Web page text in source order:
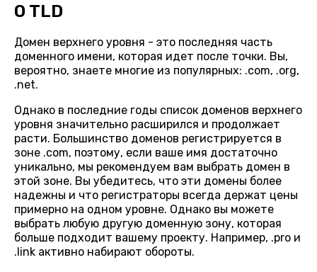
О TLD
Домен верхнего уровня - это последняя часть
доменного имени, которая идет после точки. Вы,
вероятно, знаете многие из популярных: .com, .org,
.net.
Однако в последние годы список доменов верхнего
уровня значительно расширился и продолжает
расти. Большинство доменов регистрируется в
зоне .com, поэтому, если ваше имя достаточно
уникально, мы рекомендуем вам выбрать домен в
этой зоне. Вы убедитесь, что эти домены более
надежны и что регистраторы всегда держат цены
примерно на одном уровне. Однако вы можете
выбрать любую другую доменную зону, которая
больше подходит вашему проекту. Например, .pro и
.link активно набирают обороты.